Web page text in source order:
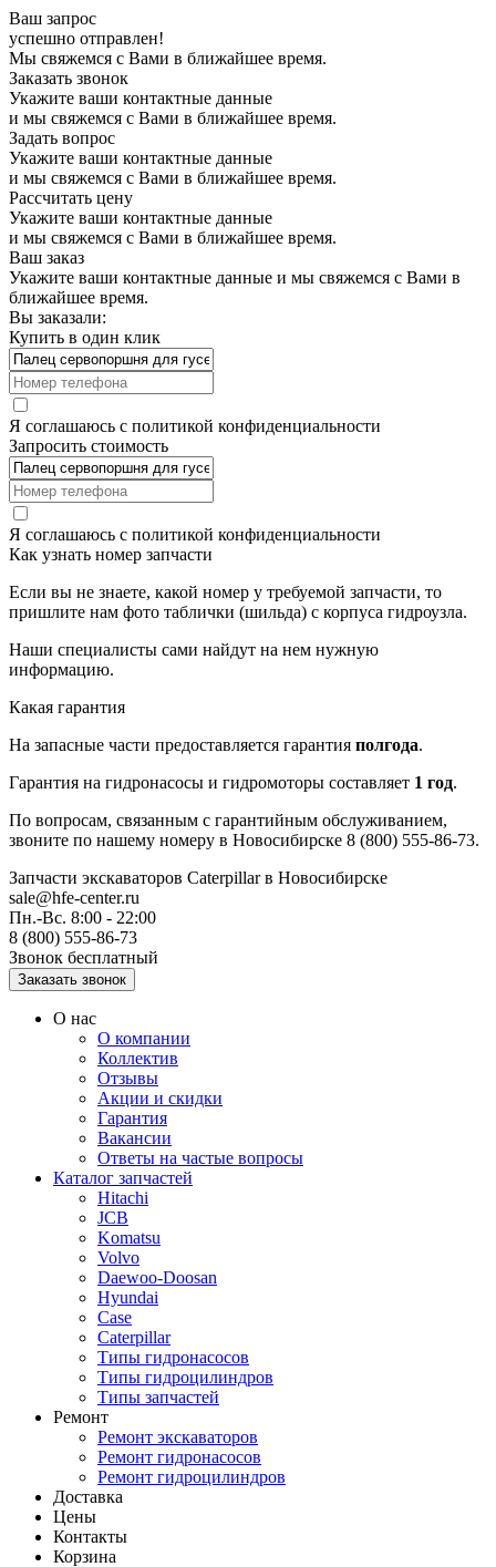
Ваш запрос
успешно отправлен!
Мы свяжемся с Вами в ближайшее время.
Заказать звонок
Укажите ваши контактные данные
и мы свяжемся с Вами в ближайшее время.
Задать вопрос
Укажите ваши контактные данные
и мы свяжемся с Вами в ближайшее время.
Рассчитать цену
Укажите ваши контактные данные
и мы свяжемся с Вами в ближайшее время.
Ваш заказ
Укажите ваши контактные данные и мы свяжемся с Вами в
ближайшее время.
Вы заказали:
Купить в один клик
Я соглашаюсь с политикой конфиденциальности
Запросить стоимость
Я соглашаюсь с политикой конфиденциальности
Как узнать номер запчасти
Если вы не знаете, какой номер у требуемой запчасти, то
пришлите нам фото таблички (шильда) с корпуса гидроузла.
Наши специалисты сами найдут на нем нужную
информацию.
Какая гарантия
На запасные части предоставляется гарантия полгода.
Гарантия на гидронасосы и гидромоторы составляет 1 год.
По вопросам, связанным с гарантийным обслуживанием,
звоните по нашему номеру в Новосибирске 8 (800) 555-86-73.
Запчасти экскаваторов Caterpillarв Новосибирске
sale@hfe-center.ru
Пн.-Вс. 8:00 - 22:00
8 (800) 555-86-73
Звонок бесплатный
О нас
О компании
Коллектив
Отзывы
Акции и скидки
Гарантия
Вакансии
Ответы на частые вопросы
Каталог запчастей
Hitachi
JCB
Komatsu
Volvo
Daewoo-Doosan
Hyundai
Case
Caterpillar
Типы гидронасосов
Типы гидроцилиндров
Типы запчастей
Ремонт
Ремонт экскаваторов
Ремонт гидронасосов
Ремонт гидроцилиндров
Доставка
Цены
Контакты
Корзина